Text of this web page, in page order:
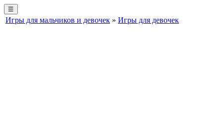
☰
Игры для мальчиков и девочек » Игры для девочек